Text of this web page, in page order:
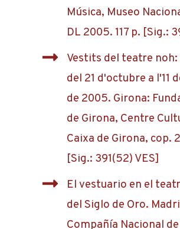
Música, Museo
DL 2005. 117 p. [Sig.:
Vestits del teatre noh:
del 21 d'octubre a l'11
de 2005. Girona:
de Girona, Centre
Caixa de Girona, cop.
[Sig.: 391(52) VES]
El vestuario en el
del Siglo de Oro.
Compañía Nacional